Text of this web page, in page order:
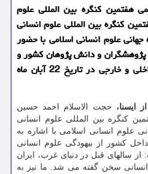
هفتمین کنگره بین المللی علوم
کنگره بین المللی علوم انسانی
علوم انسانی اسلامی با حضور
اساتید، پژوهشگران و دانش پژوهان کشور و
با همکاری 54 مرکز علمی داخلی و خارجی در تاریخ 22 آبان ماه
ایسنا، حجت الاسلام احمد حسین
کنگره بین المللی علوم انسانی
علوم انسانی اسلامی با اشاره به
کشور از بیهودگی علوم انسانی
سالهای قبل در دنیای غرب، ایران
سخن گفته می شد. ما نیز به